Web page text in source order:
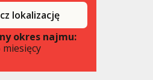
lokalizację
okres najmu:
miesięcy